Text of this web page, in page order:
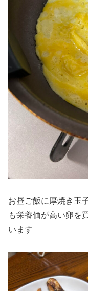
お昼ご飯に厚焼き
も栄養価が高い卵を
います